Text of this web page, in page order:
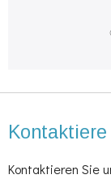
Kontaktiere
Kontaktieren Sie